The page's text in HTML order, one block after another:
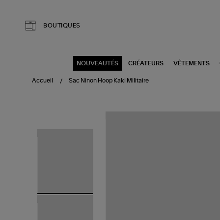
BOUTIQUES
NOUVEAUTÉS CRÉATEURS VÊTEMENTS
Accueil Sac Ninon Hoop Kaki Militaire